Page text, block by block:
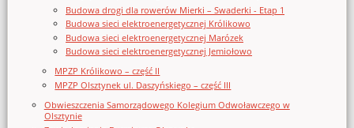
Budowa drogi dla rowerów Mierki – Swaderki - Etap 1
Budowa sieci elektroenergetycznej Królikowo
Budowa sieci elektroenergetycznej Marózek
Budowa sieci elektroenergetycznej Jemiołowo
MPZP Królikowo – część II
MPZP Olsztynek ul. Daszyńskiego – część III
Obwieszczenia Samorządowego Kolegium Odwoławczego w
Olsztynie